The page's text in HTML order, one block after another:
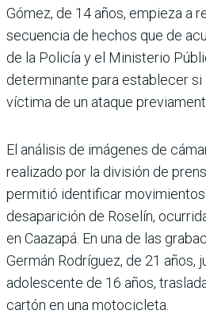
Gómez, de 14 años, empieza a
secuencia de hechos que de
de la Policía y el Ministerio
determinante para establecer
víctima de un ataque
El análisis de imágenes de
realizado por la división de
permitió identificar
desaparición de Roselín,
en Caazapá. En una de las
Germán Rodríguez, de 21 años,
adolescente de 16 años,
cartón en una motocicleta.